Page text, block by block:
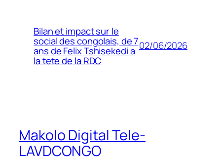
Bilan et impact sur le
social des congolais, de 7
ans de Felix Tshisekedi a
la tete de la RDC
02/06/2026
Makolo Digital Tele-
LAVDCONGO